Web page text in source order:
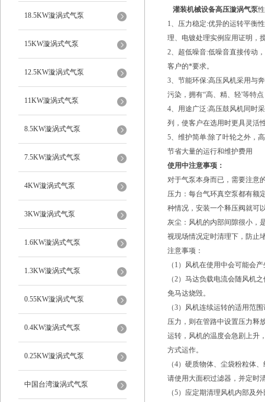
18.5KW漩涡式气泵
15KW漩涡式气泵
12.5KW漩涡式气泵
11KW漩涡式气泵
8.5KW漩涡式气泵
7.5KW漩涡式气泵
4KW漩涡式气泵
3KW漩涡式气泵
1.6KW漩涡式气泵
1.3KW漩涡式气泵
0.55KW漩涡式气泵
0.4KW漩涡式气泵
0.25KW漩涡式气泵
中国台湾漩涡式气泵
灌装机械设备高压漩涡气泵
1、压力稳定:优异的运转平衡
理、电镀处理实例应用证明，
2、超低噪音:低噪音直接传动
客户的*要求。
3、节能环保:高压风机采用与
污染，拥有“高、精、轻'等特
4、用途广泛:高压鼓风机同时
列，使客户在选用时更具灵活
5、维护简单:除了叶轮之外，
节省大量的运行和维护费用
使用中注意事项：
对于气泵本身而已，需要注意
压力：每台气环真空泵都有额
种情况，安装一个释压阀就可
灰尘：风机的内部间隙很小，
视现场情况定时清理下，防止
注意事项：
（1）风机在使用中会可能会
（2）马达负载电流会随风机
免马达烧毁。
（3）风机连续运转的适用范
压力，则在管路中设置压力释
运转，风机的温度会急剧上升
方式运作。
（4）硬质物体、尘袋粉粒体
请使用大面积过滤器，并定时
（5）应定期清理风机内部及